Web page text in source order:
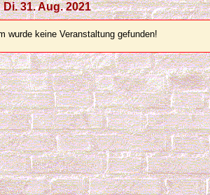
31. Aug. 2021
wurde keine Veranstaltung gefunden!